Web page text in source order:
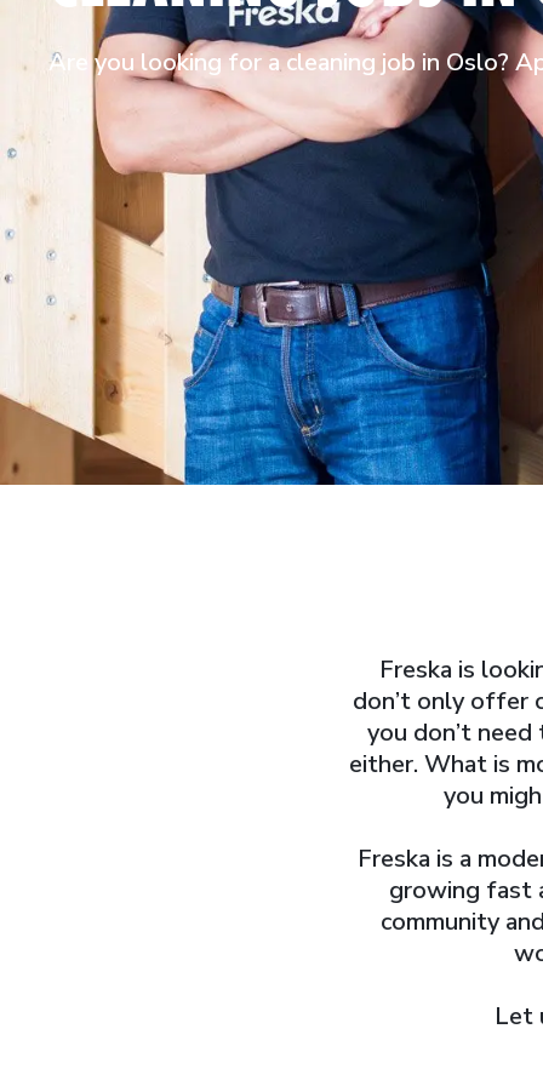
Are you looking for a cleaning job in Oslo?
Freska is
don’t only offer
you don’t
either. What is
you
Freska is a
growing fast
community
Let